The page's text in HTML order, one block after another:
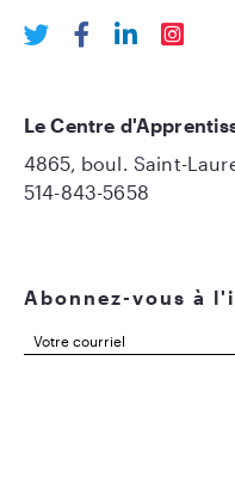
Abonnez-vous à
Le Centre
4865, boul. Saint-
514-843-5658